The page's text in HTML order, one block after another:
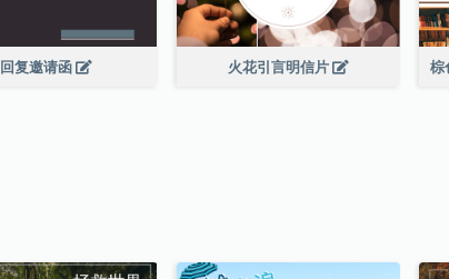
回复邀请函 火花引言明信片